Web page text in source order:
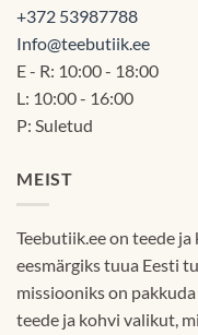
+372 53987788
Info@teebutiik.ee
E - R: 10:00 - 18:00
L: 10:00 - 16:00
P: Suletud
MEIST
Teebutiik.ee on teede
eesmärgiks tuua Eesti
missiooniks on
teede ja kohvi valikut,